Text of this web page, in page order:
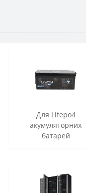
Для Lifepo4
акумуляторних
батарей